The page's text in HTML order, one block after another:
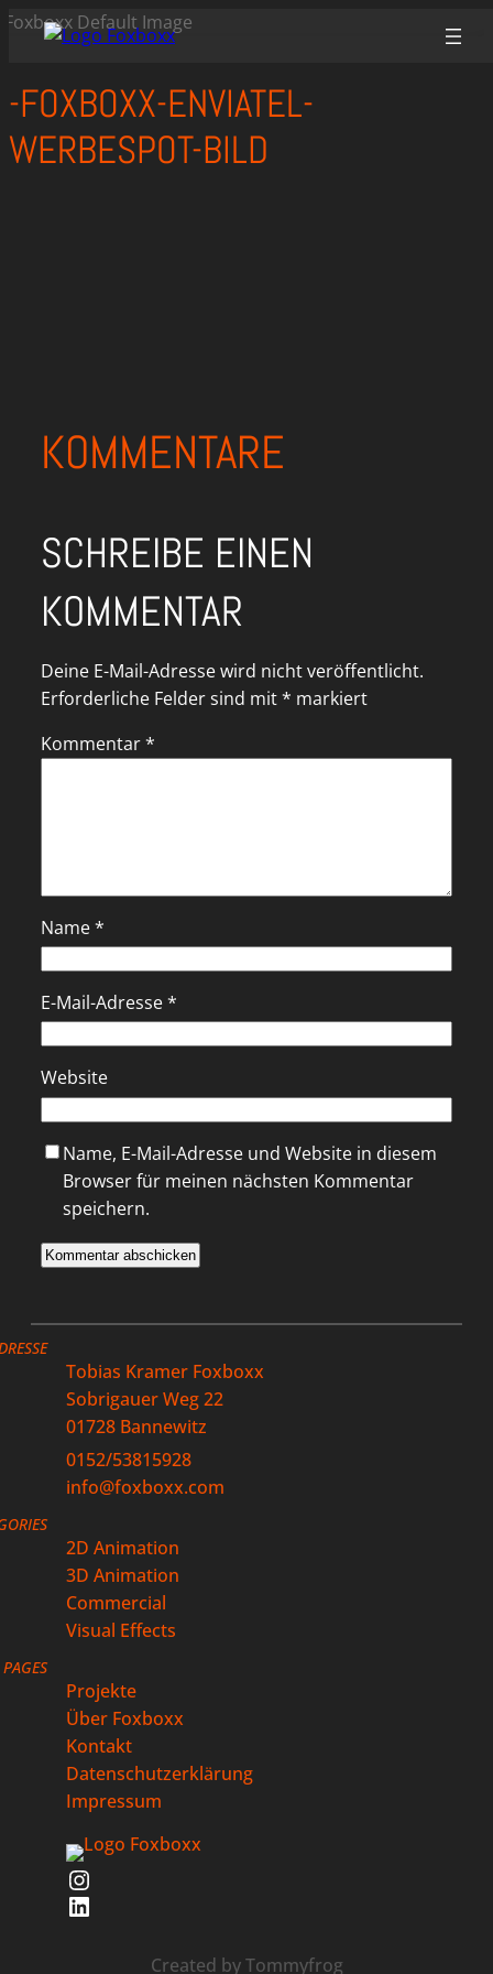
Zum
-FOXBOXX-ENVIATEL-
WERBESPOT-BILD
KOMMENTARE
SCHREIBE EINEN
KOMMENTAR
Deine E-Mail-Adresse wird nicht veröffentlicht.
Erforderliche Felder sind mit* markiert
Kommentar*
Name*
E-Mail-Adresse*
Website
Name, E-Mail-Adresse und Website in diesem
Browser für meinen nächsten Kommentar
speichern.
Tobias Kramer Foxboxx
Sobrigauer Weg 22
01728 Bannewitz
0152/53815928
info@foxboxx.com
2D Animation
3D Animation
Commercial
Visual Effects
PAGES
Projekte
Über Foxboxx
Kontakt
Datenschutzerklärung
Impressum
Instagram
LinkedIn
Created byTommyfrog